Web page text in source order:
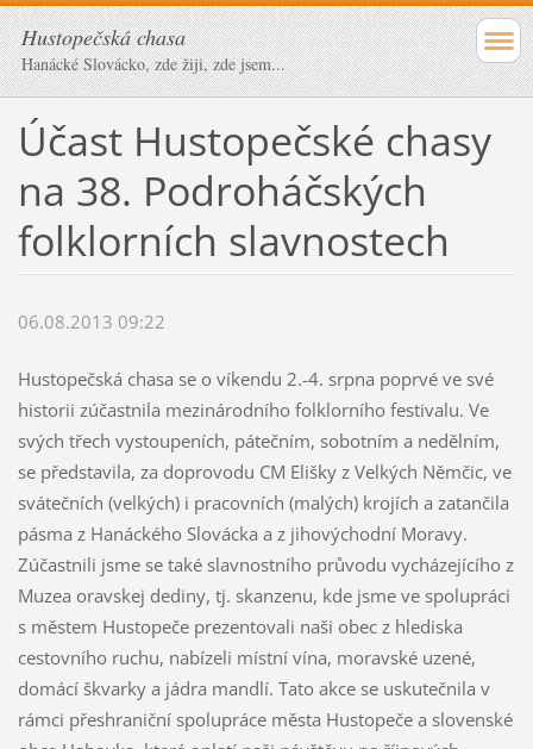
Hustopečská chasa
Hanácké Slovácko, zde žiji, zde jsem...
Účast Hustopečské chasy
na 38. Podroháčských
folklorních slavnostech
06.08.2013 09:22
Hustopečská chasa se o víkendu 2.-4. srpna poprvé ve své
historii zúčastnila mezinárodního folklorního festivalu. Ve
svých třech vystoupeních, pátečním, sobotním a nedělním,
se představila, za doprovodu CM Elišky z Velkých Němčic, ve
svátečních (velkých) i pracovních (malých) krojích a zatančila
pásma z Hanáckého Slovácka a z jihovýchodní Moravy.
Zúčastnili jsme se také slavnostního průvodu vycházejícího z
Muzea oravskej dediny, tj. skanzenu, kde jsme ve spolupráci
s městem Hustopeče prezentovali naši obec z hlediska
cestovního ruchu, nabízeli místní vína, moravské uzené,
domácí škvarky a jádra mandlí. Tato akce se uskutečnila v
rámci přeshraniční spolupráce města Hustopeče a slovenské